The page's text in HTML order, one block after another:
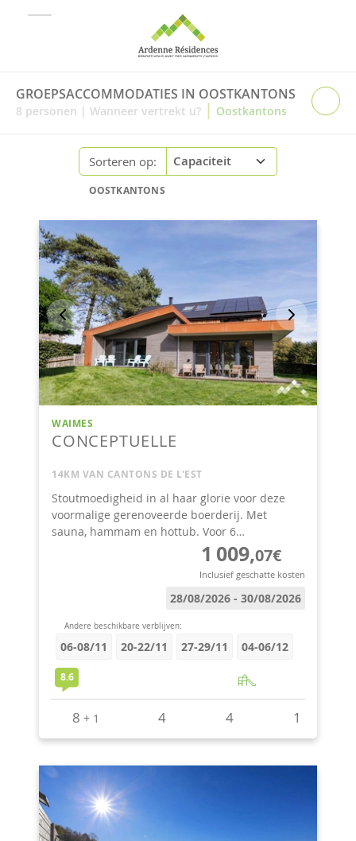
GROEPSACCOMMODATIES IN OOSTKANTONS
8 personen | Wanneer vertrekt u? | Oostkantons
Sorteren op:
OOSTKANTONS